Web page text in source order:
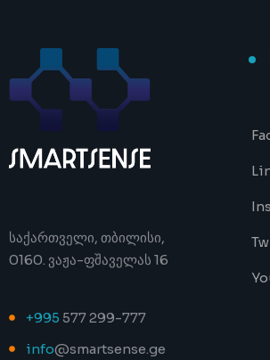
საქართველი, თბილისი,
0160. ვაჟა-ფშაველას 16
+995 577 299-777
info@smartsense.ge